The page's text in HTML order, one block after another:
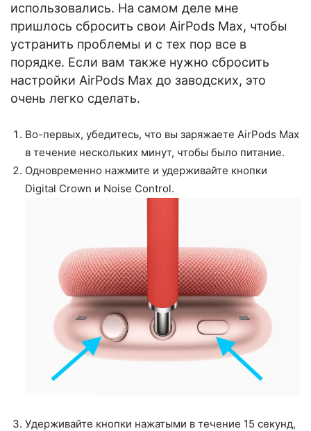
использовались. На самом деле мне
пришлось сбросить свои AirPods Max, чтобы
устранить проблемы и с тех пор все в
порядке. Если вам также нужно сбросить
настройки AirPods Max до заводских, это
очень легко сделать.
Во-первых, убедитесь, что вы заряжаете AirPods Max
в течение нескольких минут, чтобы было питание.
Одновременно нажмите и удерживайте кнопки
Digital Crown и Noise Control.
Удерживайте кнопки нажатыми в течение 15 секунд,